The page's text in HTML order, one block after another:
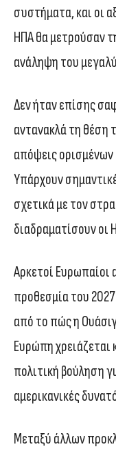
συστήματα, και οι
ΗΠΑ θα μετρούσαν
ανάληψη του
Δεν ήταν επίσης
αντανακλά τη θέση
απόψεις
Υπάρχουν
σχετικά με τον
διαδραματίσουν
Αρκετοί Ευρωπαίοι
προθεσμία του
από το πώς η
Ευρώπη χρειάζεται
πολιτική βούληση
αμερικανικές
Μεταξύ άλλων